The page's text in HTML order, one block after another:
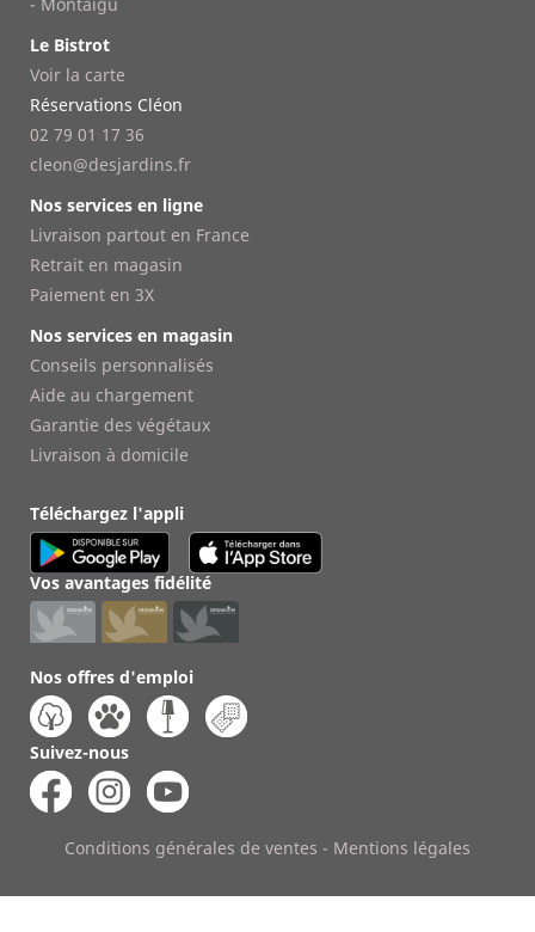
Le Bistrot
Voir la carte
Réservations Cléon
02 79 01 17 36
cleon@desjardins.fr
Nos services en ligne
Livraison partout en France
Retrait en magasin
Paiement en 3X
Nos services en magasin
Conseils personnalisés
Aide au chargement
Garantie des végétaux
Livraison à domicile
Téléchargez l'appli
Vos avantages fidélité
Nos offres d'emploi
Suivez-nous
Conditions générales de ventes - Mentions légales